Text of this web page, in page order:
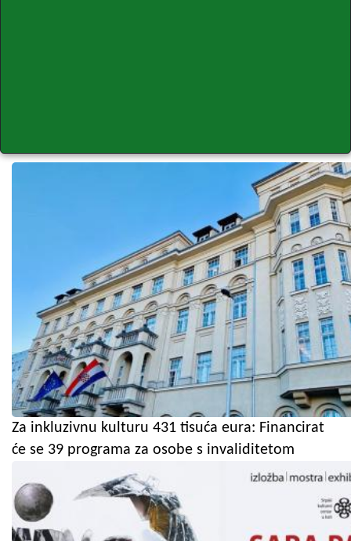
Za inkluzivnu kulturu 431 tisuća eura: Financirat
će se 39 programa za osobe s invaliditetom